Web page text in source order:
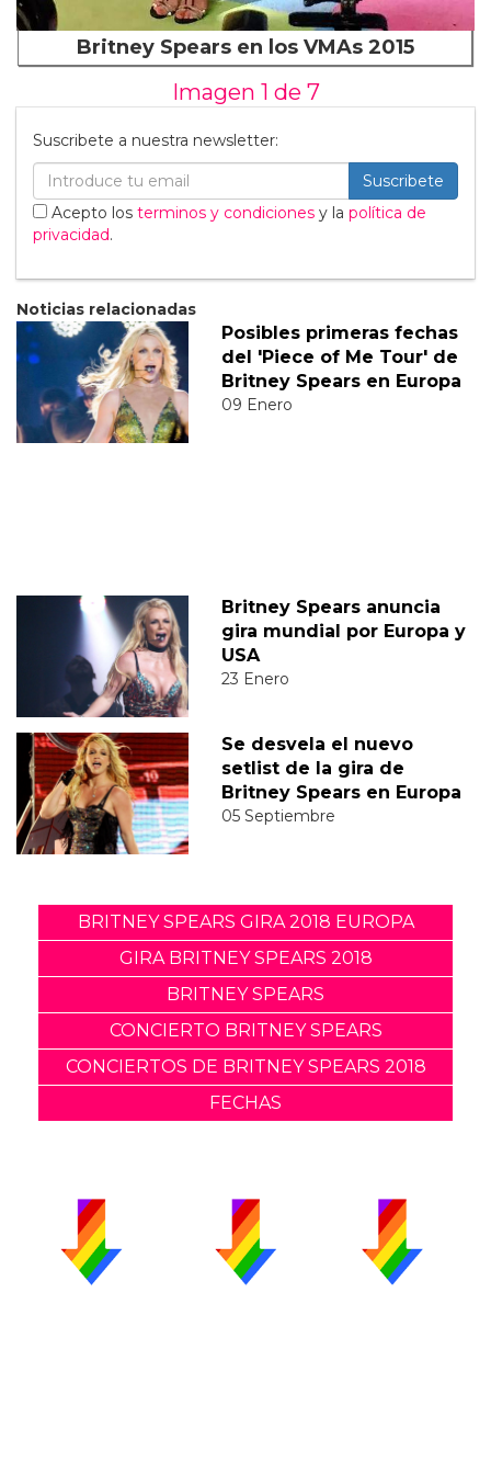
Britney Spears en los VMAs 2015
Imagen 1 de 7
Suscribete a nuestra newsletter:
Suscribete
Acepto los terminos y condiciones y la política de
privacidad.
Noticias relacionadas
Posibles primeras fechas
del 'Piece of Me Tour' de
Britney Spears en Europa
09 Enero
Britney Spears anuncia
gira mundial por Europa y
USA
23 Enero
Se desvela el nuevo
setlist de la gira de
Britney Spears en Europa
05 Septiembre
BRITNEY SPEARS GIRA 2018 EUROPA
GIRA BRITNEY SPEARS 2018
BRITNEY SPEARS
CONCIERTO BRITNEY SPEARS
CONCIERTOS DE BRITNEY SPEARS 2018
FECHAS